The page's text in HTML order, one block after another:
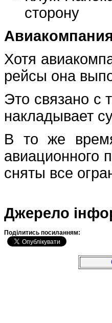
сторону
Хотя
рейсы она
Это связано с
накладывает
В то же
авиационного
сняты все
Джерело
Подiлитись посиланням: